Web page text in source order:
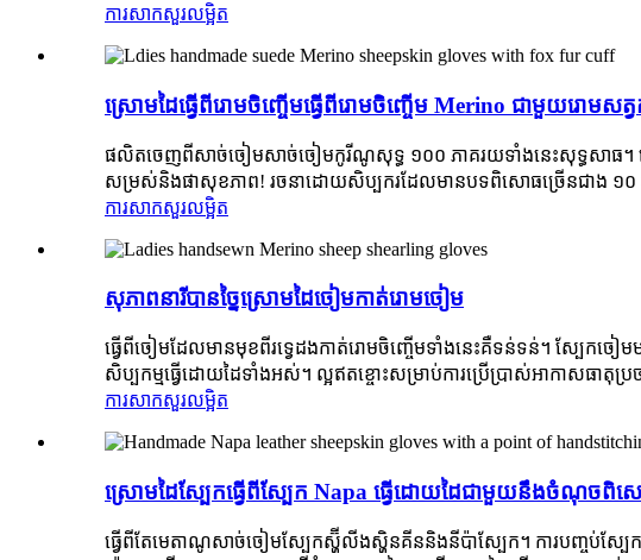
ការសាកសួរលម្អិត
ស្រោមដៃធ្វើពីរោមចិញ្ចើមធ្វើពីរោមចិញ្ចើម Merino ជាមួយរោមសត្វ
ផលិតចេញពីសាច់ចៀមសាច់ចៀមកូរីណូសុទ្ធ ១០០ ភាគរយទាំងនេះសុទ្ធសាធ។ ហ
សម្រស់និងផាសុខភាព! រចនាដោយសិប្បករដែលមានបទពិសោធច្រើនជាង ១០ ឆ្នាំ។
ការសាកសួរលម្អិត
សុភាពនារីបានច្នៃស្រោមដៃចៀមកាត់រោមចៀម
ធ្វើពីចៀមដែលមានមុខពីរទ្វេដងកាត់រោមចិញ្ចើមទាំងនេះគឺទន់ទន់។ ស្បែកចៀម
សិប្បកម្មធ្វើដោយដៃទាំងអស់។ ល្អឥតខ្ចោះសម្រាប់ការប្រើប្រាស់អាកាសធាតុប្រច
ការសាកសួរលម្អិត
ស្រោមដៃស្បែកធ្វើពីស្បែក Napa ធ្វើដោយដៃជាមួយនឹងចំណុចពិសេ
ធ្វើពីតែមេតាណូសាច់ចៀមស្បែកស្ហ៊ីលីងស្ហិនគីននិងនីប៉ាស្បែក។ ការបញ្ចប់ស្ប